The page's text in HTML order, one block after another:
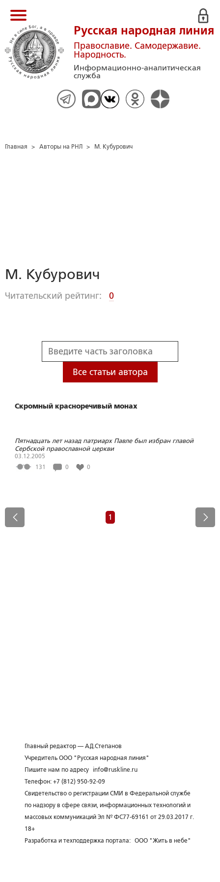
Русская народная линия
Православие. Самодержавие.
Народность.
Информационно-аналитическая
служба
Главная > Авторы на РНЛ > М. Кубурович
М. Кубурович
Читательский рейтинг: 0
Все статьи автора
Скромный красноречивый монах
Пятнадцать лет назад патриарх Павле был избран главой
Сербской православной церкви
03.12.2005
131
0 0
1
Главный редактор — А.Д.Степанов
Учредитель ООО "Русская народная линия"
Пишите нам по адресу
info@ruskline.ru
Телефон: +7 (812) 950-92-09
Свидетельство о регистрации СМИ в Федеральной службе
по надзору в сфере связи, информационных технологий и
массовых коммуникаций Эл № ФС77-69161 от 29.03.2017 г.
18+
Разработка и техподдержка портала: ООО "Жить в небе"